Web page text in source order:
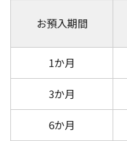
お預入期間
1か月
3か月
6か月